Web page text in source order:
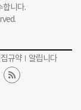
합니다.
규약 알립니다